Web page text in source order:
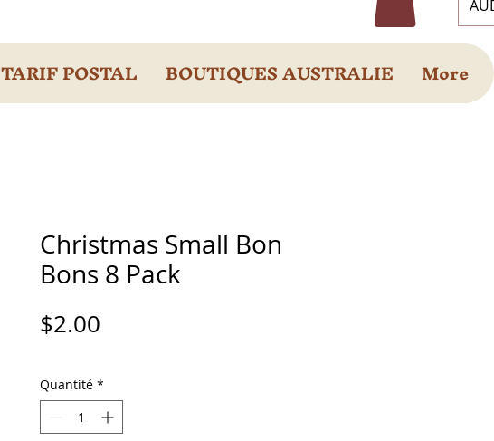
TARIF POSTAL BOUTIQUES AUSTRALIE More
Christmas Small Bon
Bons 8 Pack
$2.00
Quantité *